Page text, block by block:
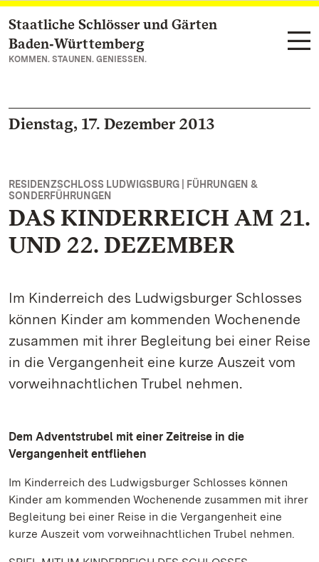
Zum Hauptinhalt springen
Staatliche Schlösser und Gärten
Baden‑Württemberg
KOMMEN. STAUNEN. GENIESSEN.
Dienstag, 17. Dezember 2013
RESIDENZSCHLOSS LUDWIGSBURG | FÜHRUNGEN &
SONDERFÜHRUNGEN
DAS KINDERREICH AM 21.
UND 22. DEZEMBER
Im Kinderreich des Ludwigsburger Schlosses
können Kinder am kommenden Wochenende
zusammen mit ihrer Begleitung bei einer Reise
in die Vergangenheit eine kurze Auszeit vom
vorweihnachtlichen Trubel nehmen.
Dem Adventstrubel mit einer Zeitreise in die
Vergangenheit entfliehen
Im Kinderreich des Ludwigsburger Schlosses können
Kinder am kommenden Wochenende zusammen mit ihrer
Begleitung bei einer Reise in die Vergangenheit eine
kurze Auszeit vom vorweihnachtlichen Trubel nehmen.